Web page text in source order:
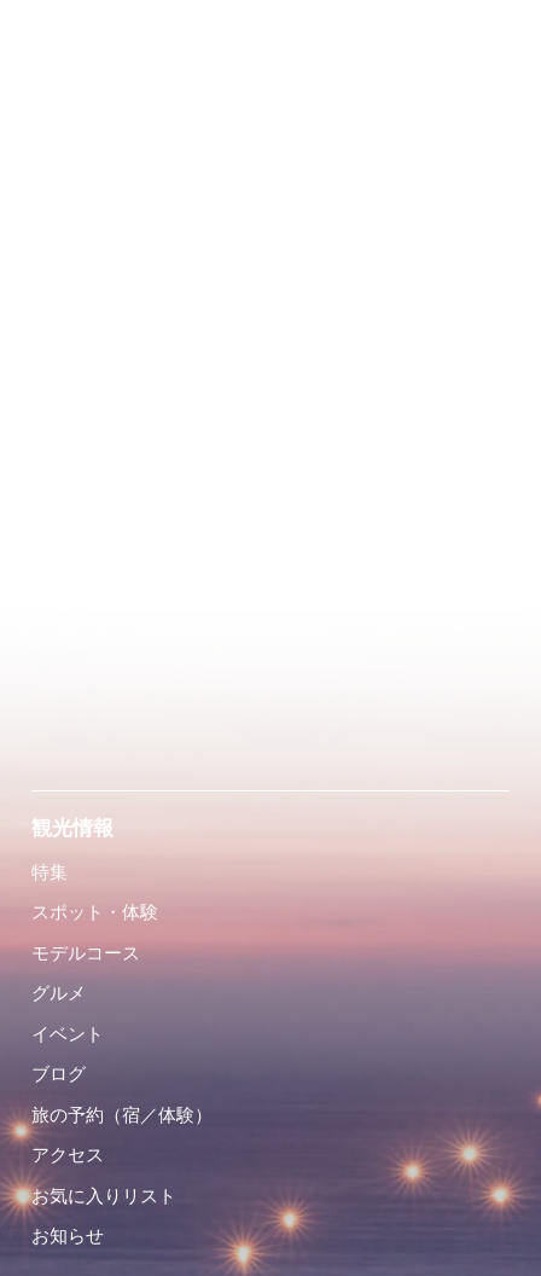
観光情報
特集
スポット・体験
モデルコース
グルメ
イベント
ブログ
旅の予約（宿／体験）
アクセス
お気に入りリスト
お知らせ